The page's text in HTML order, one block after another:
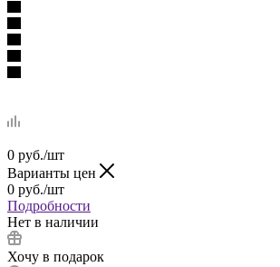
0 руб./шт
Варианты цен
0 руб./шт
Подробности
Нет в наличии
Хочу в подарок